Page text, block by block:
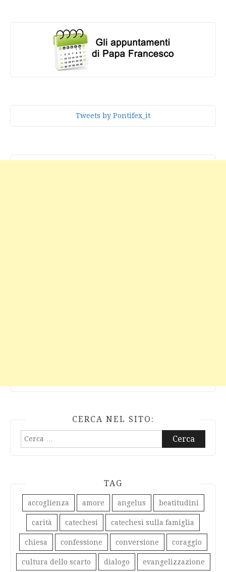
Tweets by Pontifex_it
CERCA NEL SITO:
Ricerca
per:
TAG
accoglienza amore angelus beatitudini
carità catechesi catechesi sulla famiglia
chiesa confessione conversione coraggio
cultura dello scarto dialogo evangelizzazione